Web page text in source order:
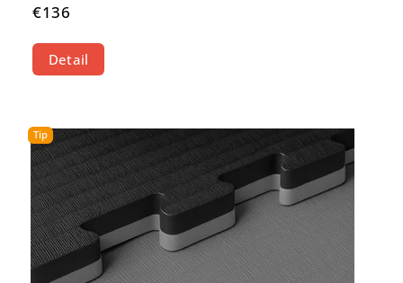
€136
Detail
Tip